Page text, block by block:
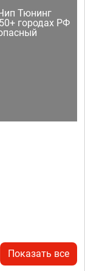
Тюнинг
городах РФ
Показать все